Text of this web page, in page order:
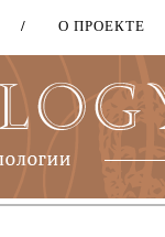
О ПРОЕКТЕ